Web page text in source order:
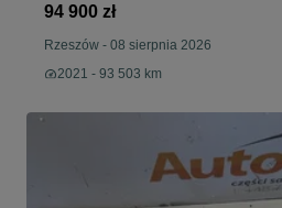
94 900 zł
Rzeszów - 08 sierpnia 2026
2021 - 93 503 km